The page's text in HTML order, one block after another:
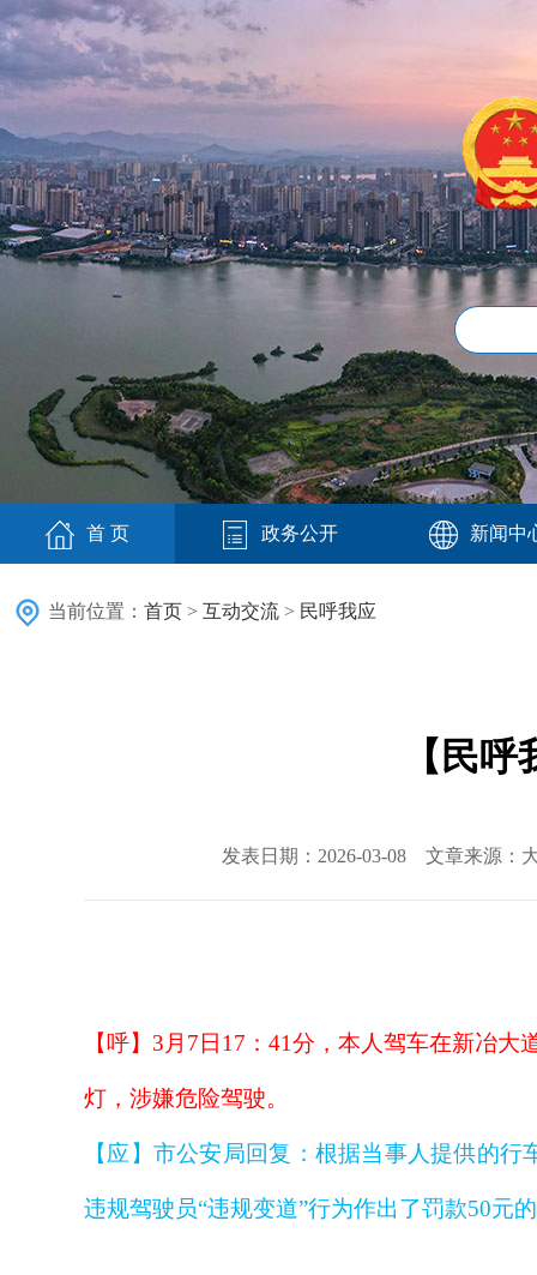
首 页 政务公开 新闻中
当前位置： 首页 > 互动交流 > 民呼我应
【民
发表日期：2026-03-08 文章来源：
【呼】 3月7日17：41分，本人驾车在新冶大
灯，涉嫌危险驾驶。
【应】 市公安局回复：根据当事人提供的行
违规驾驶员“违规变道”行为作出了罚款50元